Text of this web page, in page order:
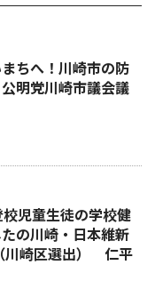
ちへ！川崎市の防
明党川崎市議会議
児童生徒の学校健
の川崎・日本維新
川崎区選出） 仁平